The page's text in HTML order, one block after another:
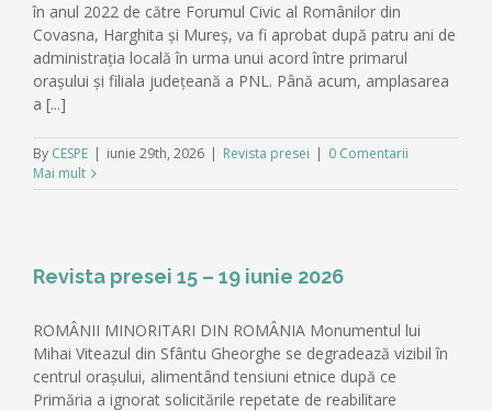
în anul 2022 de către Forumul Civic al Românilor din
Covasna, Harghita și Mureș, va fi aprobat după patru ani de
administrația locală în urma unui acord între primarul
orașului și filiala județeană a PNL. Până acum, amplasarea
a [...]
By CESPE | iunie 29th, 2026 | Revista presei | 0 Comentarii
Mai mult
Revista presei 15 – 19 iunie 2026
ROMÂNII MINORITARI DIN ROMÂNIA Monumentul lui
Mihai Viteazul din Sfântu Gheorghe se degradează vizibil în
centrul orașului, alimentând tensiuni etnice după ce
Primăria a ignorat solicitările repetate de reabilitare